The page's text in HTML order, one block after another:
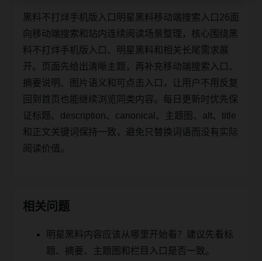
黑料不打烊手机版入口明星黑料移动端搜索入口26面
向移动端搜索和站内连续阅读场景整理，核心围绕黑
料不打烊手机版入口、明星黑料和相关长尾需求展
开。页面先给出清晰主题，再补充移动端搜索入口、
摘要说明、图片语义和可点击入口，让用户不用反复
回到首页也能继续浏览同类内容。每日更新时优先保
证标题、description、canonical、主题图、alt、title
和正文关键词保持一致，避免只替换词语而没有实际
阅读价值。
相关问题
明星黑料内容应该从哪里开始看？建议先看标
题、摘要、主题图和栏目入口是否一致。